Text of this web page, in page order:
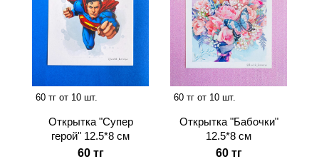
60 тг от 10 шт.
Открытка "Супер
герой" 12.5*8 см
60 тг
60 тг от 10 шт.
Открытка "Бабочки"
12.5*8 см
60 тг